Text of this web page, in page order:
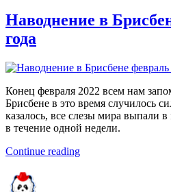
Наводнение в
года
Конец февраля 2022 всем нам
Брисбене в это время случилось
казалось, все слезы мира выпали
в течение одной недели.
Continue reading“Наводнение